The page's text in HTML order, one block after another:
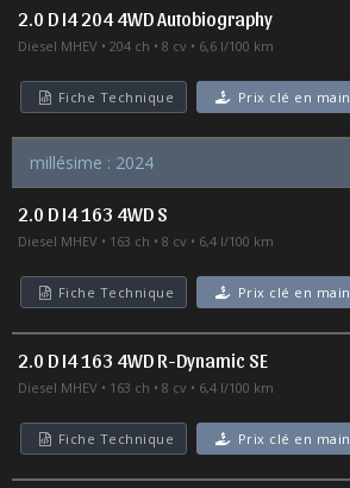
2.0 D I4 204 4WD Autobiography
Diesel MHEV 204 ch 8 cv 6,6 l/100 km
Fiche Technique Prix clé en main
millésime : 2024
2.0 D I4 163 4WD S
Diesel MHEV 163 ch 8 cv 6,4 l/100 km
Fiche Technique Prix clé en main
2.0 D I4 163 4WD R-Dynamic SE
Diesel MHEV 163 ch 8 cv 6,4 l/100 km
Fiche Technique Prix clé en main